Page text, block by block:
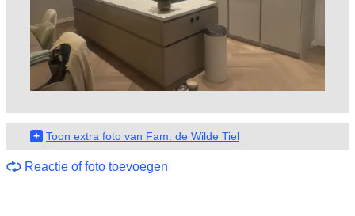
+ Toon extra foto van Fam. de Wilde Tiel
Reactie of foto toevoegen